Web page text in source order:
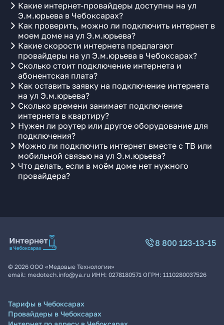
Какие интернет-провайдеры доступны на ул
Э.м.юрьева в Чебоксарах?
Как проверить, можно ли подключить интернет в
моем доме на ул Э.м.юрьева?
Какие скорости интернета предлагают
провайдеры на ул Э.м.юрьева в Чебоксарах?
Сколько стоит подключение интернета и
абонентская плата?
Как оставить заявку на подключение интернета
на ул Э.м.юрьева?
Сколько времени занимает подключение
интернета в квартиру?
Нужен ли роутер или другое оборудование для
подключения?
Можно ли подключить интернет вместе с ТВ или
мобильной связью на ул Э.м.юрьева?
Что делать, если в моём доме нет нужного
провайдера?
8 800 123-13-15
© 2026 ООО «Медовые Технологии»
email: medotech.info@ya.ru ИНН: 0278180571 ОГРН: 1110280037526
Тарифы в Чебоксарах
Провайдеры в Чебоксарах